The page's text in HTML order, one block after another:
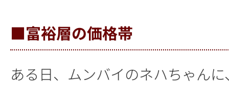
■富裕層の価格帯
ある日、ムンバイのネハちゃん